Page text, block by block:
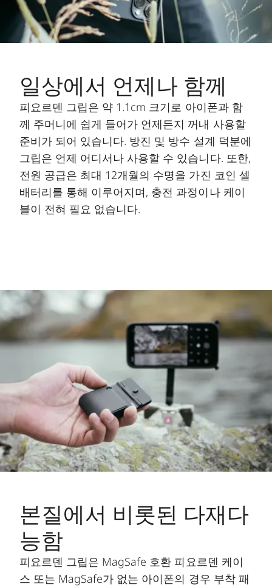
일상에서 언제나 함께
피요르덴 그립은 약 1.1cm 크기로 아이폰과 함
께 주머니에 쉽게 들어가 언제든지 꺼내 사용할
준비가 되어 있습니다. 방진 및 방수 설계 덕분에
그립은 언제 어디서나 사용할 수 있습니다. 또한,
전원 공급은 최대 12개월의 수명을 가진 코인 셀
배터리를 통해 이루어지며, 충전 과정이나 케이
블이 전혀 필요 없습니다.
본질에서 비롯된 다재다
능함
피요르덴 그립은 MagSafe 호환 피요르덴 케이
스 또는 MagSafe가 없는 아이폰의 경우 부착 패